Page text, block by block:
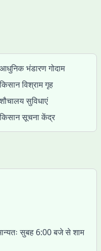
आधुनिक भंडारण गोदाम
किसान विश्राम गृह
शौचालय सुविधाएं
किसान सूचना केंद्र
सुबह 6:00 बजे से शाम